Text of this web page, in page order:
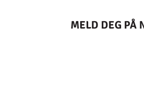
MELD DEG PÅ